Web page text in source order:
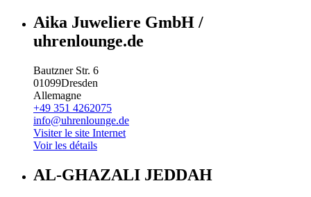
Aika Juweliere GmbH /
uhrenlounge.de
Bautzner Str. 6
01099Dresden
Allemagne
+49 351 4262075
info@uhrenlounge.de
Visiter le site Internet
Voir les détails
AL-GHAZALI JEDDAH